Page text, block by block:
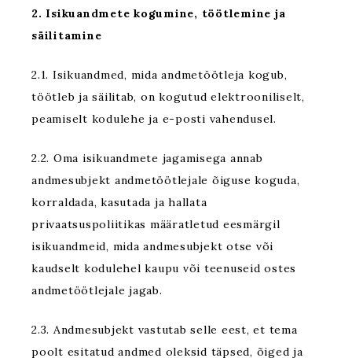
2. Isikuandmete kogumine, töötlemine ja
säilitamine
2.1. Isikuandmed, mida andmetöötleja kogub,
töötleb ja säilitab, on kogutud elektrooniliselt,
peamiselt kodulehe ja e-posti vahendusel.
2.2. Oma isikuandmete jagamisega annab
andmesubjekt andmetöötlejale õiguse koguda,
korraldada, kasutada ja hallata
privaatsuspoliitikas määratletud eesmärgil
isikuandmeid, mida andmesubjekt otse või
kaudselt kodulehel kaupu või teenuseid ostes
andmetöötlejale jagab.
2.3. Andmesubjekt vastutab selle eest, et tema
poolt esitatud andmed oleksid täpsed, õiged ja